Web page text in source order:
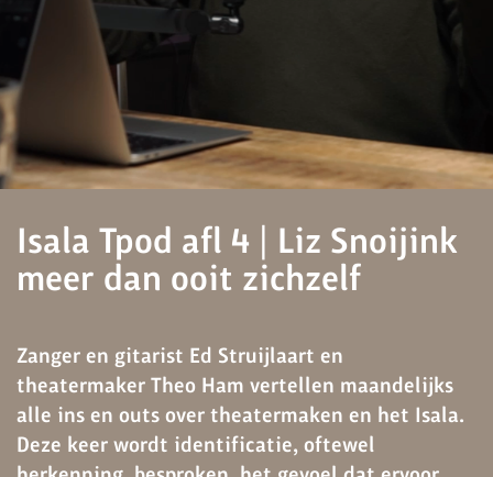
Isala Tpod afl 4 | Liz Snoijink
meer dan ooit zichzelf
Zanger en gitarist Ed Struijlaart en
theatermaker Theo Ham vertellen maandelijks
alle ins en outs over theatermaken en het Isala.
Deze keer wordt identificatie, oftewel